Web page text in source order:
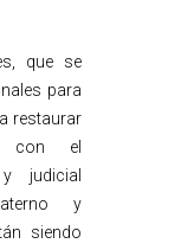
que se
para
restaurar
con el
judicial
y
siendo